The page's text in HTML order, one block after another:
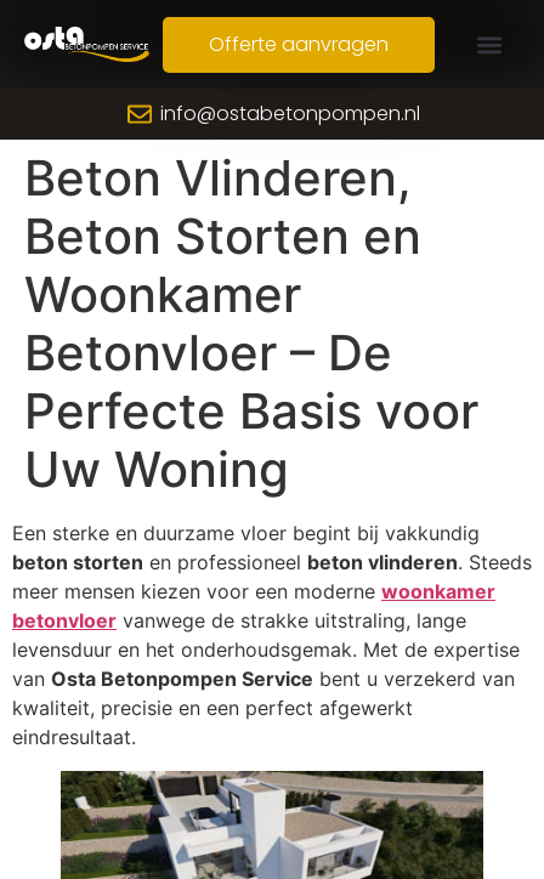
Offerte aanvragen
info@ostabetonpompen.nl
Beton Vlinderen,
Beton Storten en
Woonkamer
Betonvloer – De
Perfecte Basis voor
Uw Woning
Een sterke en duurzame vloer begint bij vakkundig
beton storten en professioneel beton vlinderen. Steeds
meer mensen kiezen voor een moderne woonkamer
betonvloer vanwege de strakke uitstraling, lange
levensduur en het onderhoudsgemak. Met de expertise
van Osta Betonpompen Service bent u verzekerd van
kwaliteit, precisie en een perfect afgewerkt
eindresultaat.